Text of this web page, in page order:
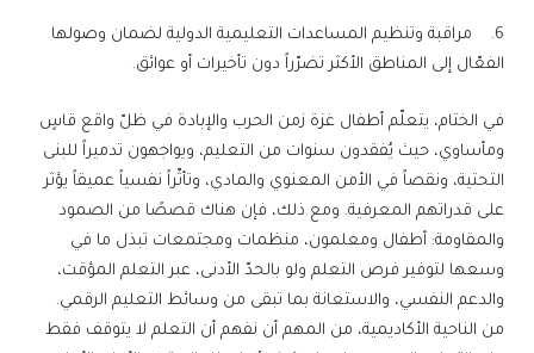
6. مراقبة وتنظيم المساعدات التعليمية الدولية لضمان وصولها
الفعّال إلى المناطق الأكثر تضرّراً دون تأخيرات أو عوائق.
في الختام، يتعلّم أطفال غزة زمن الحرب والإبادة في ظلّ واقع قاسٍ
ومأساوي، حيث يُفقدون سنوات من التعليم، ويواجهون تدميراً للبنى
التحتية، ونقصاً في الأمن المعنوي والمادي، وتأثّراً نفسياً عميقاً يؤثر
على قدراتهم المعرفية. ومع ذلك، فإن هناك قصصًا من الصمود
والمقاومة: أطفال ومعلمون، منظمات ومجتمعات تبذل ما في
وسعها لتوفير فرص التعلم ولو بالحدّ الأدنى، عبر التعلم المؤقت،
والدعم النفسي، والاستعانة بما تبقى من وسائط التعليم الرقمي.
من الناحية الأكاديمية، من المهم أن نفهم أن التعلم لا يتوقف فقط